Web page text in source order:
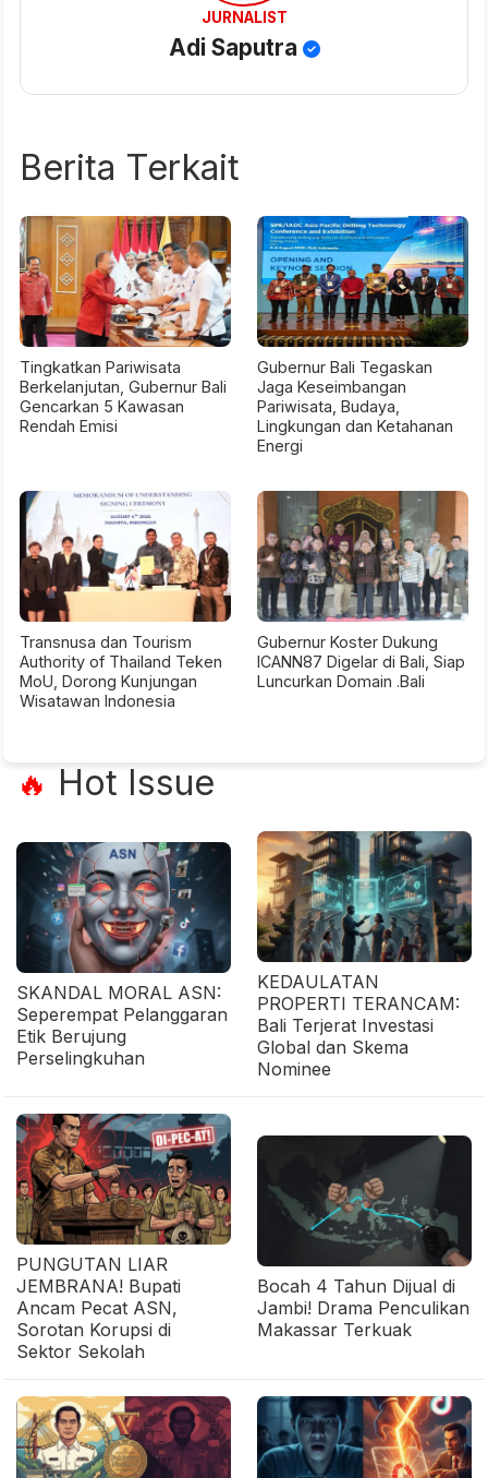
JURNALIST
Adi Saputra
Berita Terkait
Tingkatkan Pariwisata
Berkelanjutan, Gubernur Bali
Gencarkan 5 Kawasan
Rendah Emisi
Gubernur Bali Tegaskan
Jaga Keseimbangan
Pariwisata, Budaya,
Lingkungan dan Ketahanan
Energi
Transnusa dan Tourism
Authority of Thailand Teken
MoU, Dorong Kunjungan
Wisatawan Indonesia
Gubernur Koster Dukung
ICANN87 Digelar di Bali, Siap
Luncurkan Domain .Bali
🔥 Hot Issue
SKANDAL MORAL ASN:
Seperempat Pelanggaran
Etik Berujung
Perselingkuhan
KEDAULATAN
PROPERTI TERANCAM:
Bali Terjerat Investasi
Global dan Skema
Nominee
PUNGUTAN LIAR
JEMBRANA! Bupati
Ancam Pecat ASN,
Sorotan Korupsi di
Sektor Sekolah
Bocah 4 Tahun Dijual di
Jambi! Drama Penculikan
Makassar Terkuak